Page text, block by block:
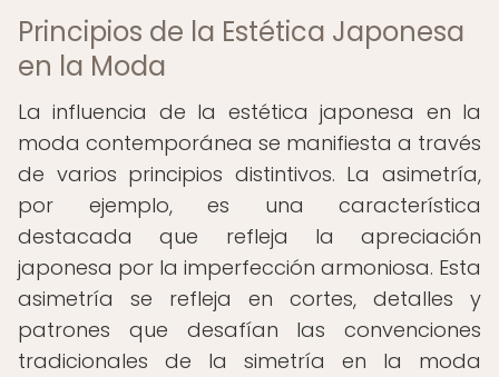
Principios de la Estética Japonesa
en la Moda
La influencia de la estética japonesa en la
moda contemporánea se manifiesta a través
de varios principios distintivos. La asimetría,
por ejemplo, es una característica
destacada que refleja la apreciación
japonesa por la imperfección armoniosa. Esta
asimetría se refleja en cortes, detalles y
patrones que desafían las convenciones
tradicionales de la simetría en la moda